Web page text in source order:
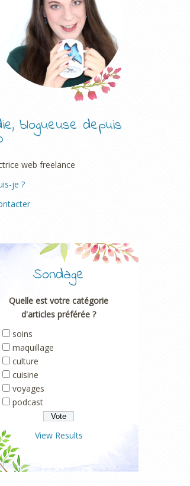
blogueuse depuis
web freelance
je ?
Sondage
Quelle est votre catégorie
d'articles préférée ?
soins
maquillage
culture
cuisine
voyages
podcast
View Results